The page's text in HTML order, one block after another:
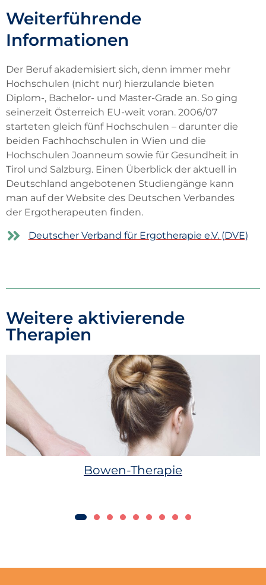
Weiterführende
Informationen
Der Beruf akademisiert sich, denn immer mehr
Hochschulen (nicht nur) hierzulande bieten
Diplom-, Bachelor- und Master-Grade an. So ging
seinerzeit Österreich EU-weit voran. 2006/07
starteten gleich fünf Hochschulen – darunter die
beiden Fachhochschulen in Wien und die
Hochschulen Joanneum sowie für Gesundheit in
Tirol und Salzburg. Einen Überblick der aktuell in
Deutschland angebotenen Studiengänge kann
man auf der Website des Deutschen Verbandes
der Ergotherapeuten finden.
Deutscher Verband für Ergotherapie e.V. (DVE)
Weitere aktivierende
Therapien
Bowen-Therapie